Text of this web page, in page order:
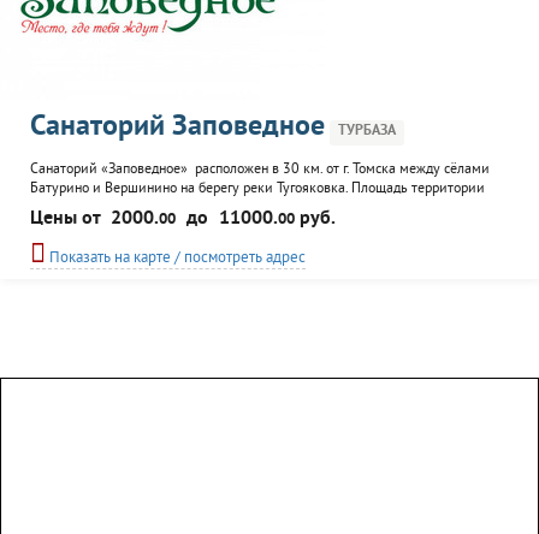
Санаторий Заповедное ТУРБАЗА
Санаторий «Заповедное» расположен в 30 км. от г. Томска между сёлами
Батурино и Вершинино на берегу реки Тугояковка. Площадь территории
санатория 19 Га. Вблизи санатория находится природный памятник
естественного происхождения Звездный ключ и Тугояковский
травертиновый каскад. Территория, на которой расположен санаторий,
характеризуется уникальным...
Цены от 2000.00 до 11000.00 руб.
Показать на карте / посмотреть адрес